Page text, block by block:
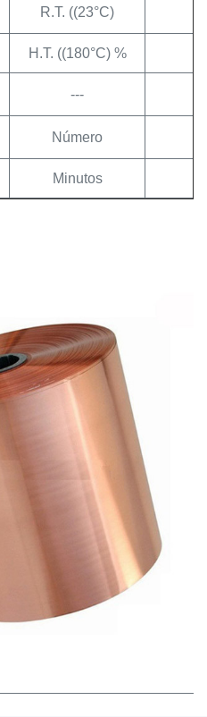
R.T. ((23°C)
H.T. ((180°C) %
---
Número
Minutos